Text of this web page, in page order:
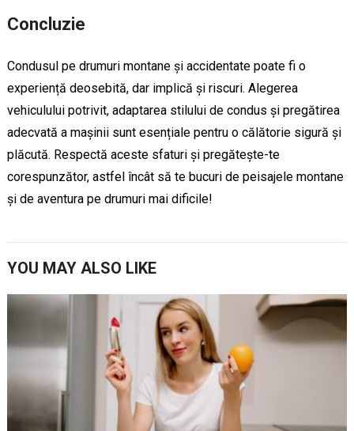
Concluzie
Condusul pe drumuri montane și accidentate poate fi o
experiență deosebită, dar implică și riscuri. Alegerea
vehiculului potrivit, adaptarea stilului de condus și pregătirea
adecvată a mașinii sunt esențiale pentru o călătorie sigură și
plăcută. Respectă aceste sfaturi și pregătește-te
corespunzător, astfel încât să te bucuri de peisajele montane
și de aventura pe drumuri mai dificile!
YOU MAY ALSO LIKE